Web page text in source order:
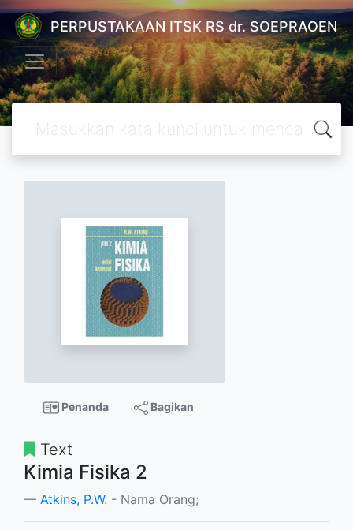
PERPUSTAKAAN ITSK RS dr. SOEPRAOEN
Penanda Bagikan
Text
Kimia Fisika 2
Atkins, P.W. - Nama Orang;